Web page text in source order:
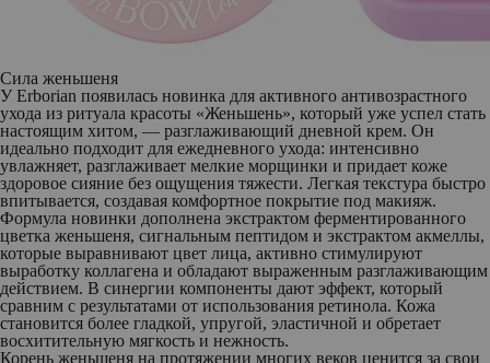
Сила женьшеня
У Erborian появилась новинка для активного антивозрастного
ухода из ритуала красоты «Женьшень», который уже успел стать
настоящим хитом, — разглаживающий дневной крем. Он
идеально подходит для ежедневного ухода: интенсивно
увлажняет, разглаживает мелкие морщинки и придает коже
здоровое сияние без ощущения тяжести. Легкая текстура быстро
впитывается, создавая комфортное покрытие под макияж.
Формула новинки дополнена экстрактом ферментированного
цветка женьшеня, сигнальным пептидом и экстрактом акмеллы,
которые выравнивают цвет лица, активно стимулируют
выработку коллагена и обладают выраженным разглаживающим
действием. В синергии компоненты дают эффект, который
сравним с результатами от использования ретинола. Кожа
становится более гладкой, упругой, эластичной и обретает
восхитительную мягкость и нежность.
Корень женьшеня на протяжении многих веков ценится за свои